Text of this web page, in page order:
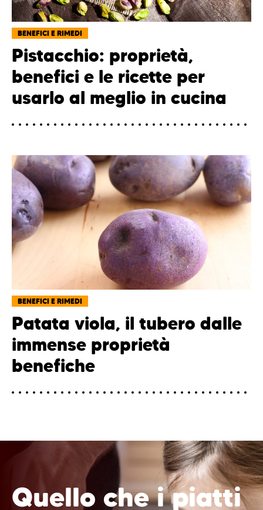
BENEFICI E RIMEDI
Pistacchio: proprietà,
benefici e le ricette per
usarlo al meglio in cucina
BENEFICI E RIMEDI
Patata viola, il tubero dalle
immense proprietà
benefiche
Quello che i piatti